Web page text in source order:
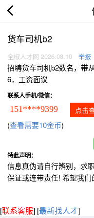
货车司机b2
全椒人才网 2026.08.10 举报
招聘货车司机b2数名，带
6，工资面议
联系人手机/微信：
151****9399 点击
(查看需要10金币)
特此声明：
信息真伪请自行辨别，求
保证或连带责任! 希望我们
[联系客服] [最新找人才]